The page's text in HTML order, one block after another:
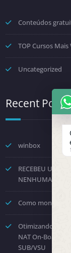
Conteúdos
TOP Cursos
Uncategorized
Recent Posts
winbox
RECEBEU UMA
NENHUMA
Como montar
Otimizando o
NAT On-Board
SUB/VSU